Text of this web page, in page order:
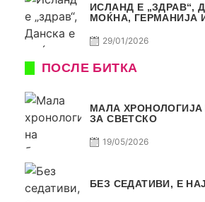
ИСЛАНД Е „ЗДРАВ“,
МОЌНА, ГЕРМАНИЈА
29/01/2026
ПОСЛЕ БИТКА
МАЛА
ЗА СВЕТСКО
19/05/2026
БЕЗ СЕДАТИВИ, Е